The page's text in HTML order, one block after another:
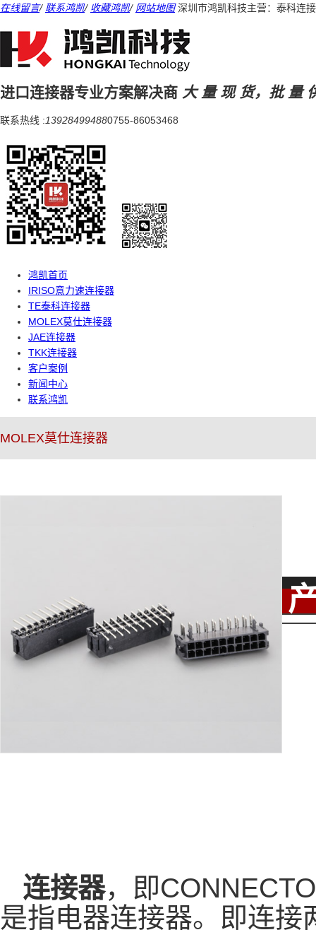
在线留言/ 联系鸿凯/ 收藏鸿凯/ 网站地图 深圳市鸿凯科技主营：泰科连
进口连接器专业方案解决商 大 量 现 货，批 量
联系热线 :139284994880755-86053468
鸿凯首页
IRISO意力速连接器
TE泰科连接器
MOLEX莫仕连接器
JAE连接器
TKK连接器
客户案例
新闻中心
联系鸿凯
MOLEX莫仕连接器
连接器，即
是指电器连接器。即连